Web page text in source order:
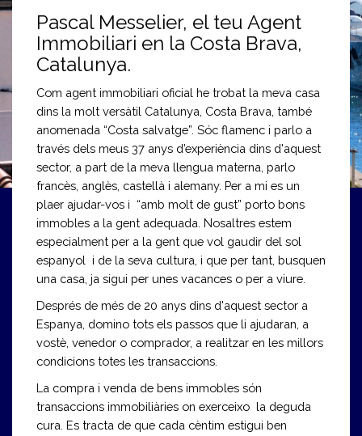
Pascal Messelier, el teu Agent
Immobiliari en la Costa Brava,
Catalunya.
Com agent immobiliari oficial he trobat la meva casa
dins la molt versàtil Catalunya, Costa Brava, també
anomenada “Costa salvatge”. Sóc flamenc i parlo a
través dels meus 37 anys d’experiència dins d'aquest
sector, a part de la meva llengua materna, parlo
francès, anglès, castellà i alemany. Per a mi es un
plaer ajudar-vos i “amb molt de gust” porto bons
immobles a la gent adequada. Nosaltres estem
especialment per a la gent que vol gaudir del sol
espanyol i de la seva cultura, i que per tant, busquen
una casa, ja sigui per unes vacances o per a viure.
Després de més de 20 anys dins d'aquest sector a
Espanya, domino tots els passos que li ajudaran, a
vostè, venedor o comprador, a realitzar en les millors
condicions totes les transaccions.
La compra i venda de bens immobles són
transaccions immobiliàries on exerceixo la deguda
cura. Es tracta de que cada cèntim estigui ben